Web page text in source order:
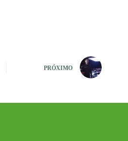
PRÓXIMO